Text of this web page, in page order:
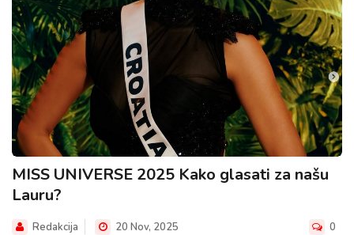
MISS UNIVERSE 2025 Kako glasati za našu
Lauru?
Redakcija 20 Nov, 2025 0